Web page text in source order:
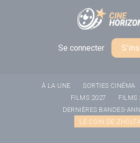
Se connecter
À LA UNE SORTIES CINÉMA
FILMS 2027
FILMS
DERNIÈRES BANDES-
LE COIN DE
Panneau de gestion des cookies